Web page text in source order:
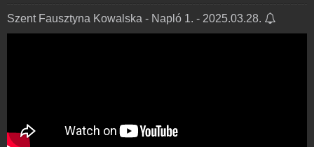
Szent Fausztyna Kowalska - Napló 1. - 2025.03.28.